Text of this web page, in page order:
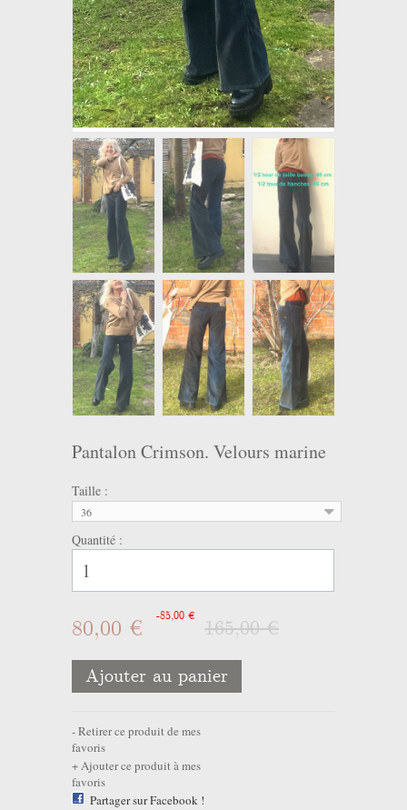
Pantalon Crimson. Velours marine
Taille :
36
Quantité :
80,00 € -85,00 €
165,00 €
Ajouter au panier
Retirer ce produit de mes
favoris
Ajouter ce produit à mes
favoris
Partager sur Facebook !